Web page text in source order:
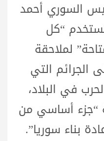
السوري أحمد
“كل
لملاحقة
الجرائم التي
في البلاد،
“جزء أساسي من
بناء سوريا”.